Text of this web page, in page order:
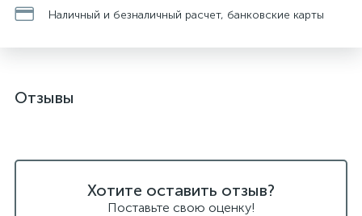
Наличный и безналичный расчет, банковские карты
Отзывы
Хотите оставить отзыв?
Поставьте свою оценку!